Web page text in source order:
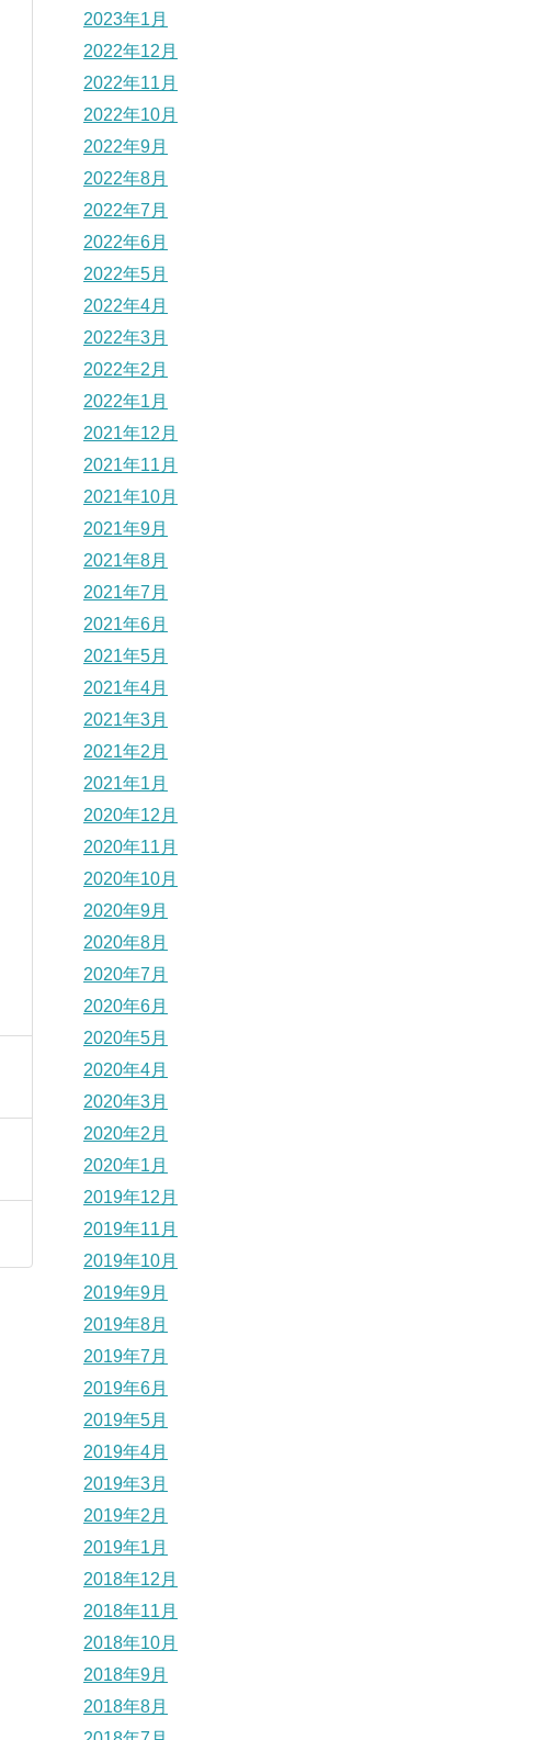
2023年1月
2022年12月
2022年11月
2022年10月
2022年9月
2022年8月
2022年7月
2022年6月
2022年5月
2022年4月
2022年3月
2022年2月
2022年1月
2021年12月
2021年11月
2021年10月
2021年9月
2021年8月
2021年7月
2021年6月
2021年5月
2021年4月
2021年3月
2021年2月
2021年1月
2020年12月
2020年11月
2020年10月
2020年9月
2020年8月
2020年7月
2020年6月
2020年5月
2020年4月
2020年3月
2020年2月
2020年1月
2019年12月
2019年11月
2019年10月
2019年9月
2019年8月
2019年7月
2019年6月
2019年5月
2019年4月
2019年3月
2019年2月
2019年1月
2018年12月
2018年11月
2018年10月
2018年9月
2018年8月